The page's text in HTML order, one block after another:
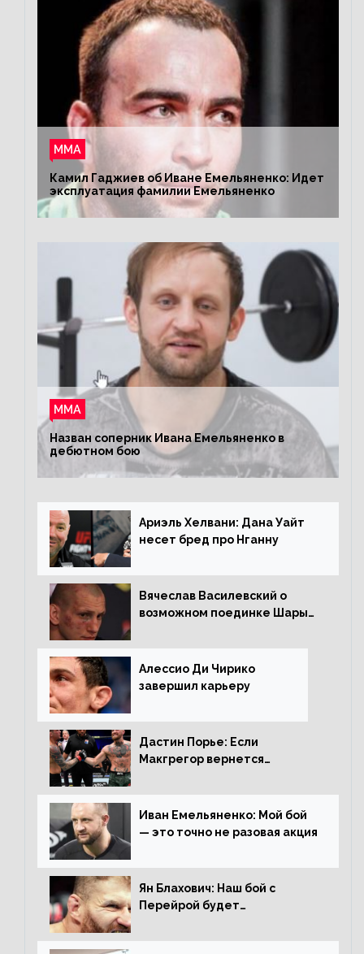
ММА
Камил Гаджиев об Иване Емельяненко: Идет
эксплуатация фамилии Емельяненко
ММА
Назван соперник Ивана Емельяненко в
дебютном бою
Ариэль Хелвани: Дана Уайт
несет бред про Нганну
Вячеслав Василевский о
возможном поединке Шары
Копыловым
Алессио Ди Чирико
завершил карьеру
Дастин Порье: Если
Макгрегор вернется
раунда на Чендлера
Иван Емельяненко: Мой бой
— это точно не разовая акция
Ян Блахович: Наш бой с
Перейрой будет